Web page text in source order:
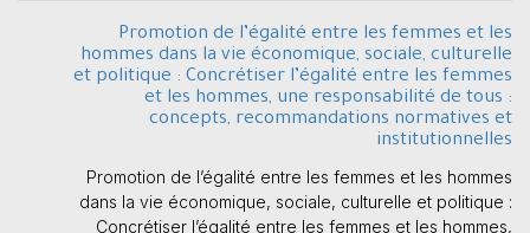
Promotion de l’égalité entre les femmes et les
hommes dans la vie économique, sociale, culturelle
et politique : Concrétiser l’égalité entre les femmes
et les hommes, une responsabilité de tous :
concepts, recommandations normatives et
institutionnelles
Promotion de l’égalité entre les femmes et les hommes
dans la vie économique, sociale, culturelle et politique :
Concrétiser l’égalité entre les femmes et les hommes,